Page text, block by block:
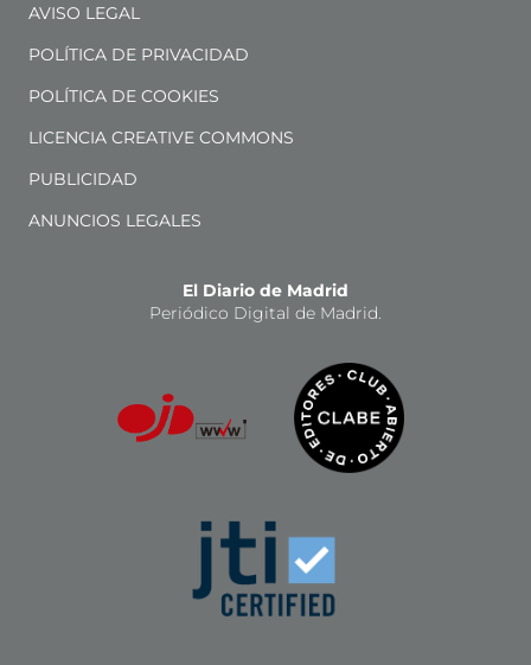
AVISO LEGAL
POLÍTICA DE PRIVACIDAD
POLÍTICA DE COOKIES
LICENCIA CREATIVE COMMONS
PUBLICIDAD
ANUNCIOS LEGALES
El Diario de Madrid
Periódico Digital de Madrid.